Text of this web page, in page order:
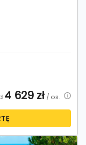
4 629 zł/ os.